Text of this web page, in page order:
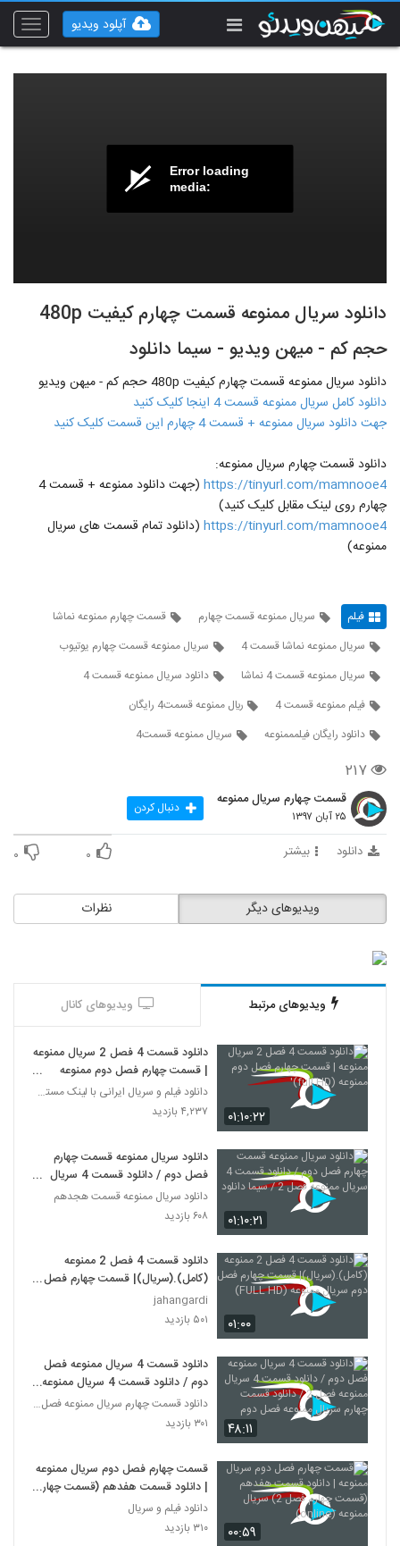
Toggle
آپلود ویدیو
Error loading
media:
دانلود سریال ممنوعه قسمت چهارم کیفیت 480p
حجم کم - میهن ویدیو - سیما دانلود
دانلود سریال ممنوعه قسمت چهارم کیفیت 480p حجم کم - میهن ویدیو
دانلود کامل سریال ممنوعه قسمت 4 اینجا کلیک کنید
جهت دانلود سریال ممنوعه + قسمت 4 چهارم این قسمت کلیک کنید
دانلود قسمت چهارم سریال ممنوعه:
https://tinyurl.com/mamnooe4
(جهت دانلود ممنوعه + قسمت 4
چهارم روی لینک مقابل کلیک کنید)
https://tinyurl.com/mamnooe4 (دانلود تمام قسمت های سریال
ممنوعه)
فیلم سریال ممنوعه قسمت چهارم
قسمت چهارم ممنوعه نماشا
سریال ممنوعه نماشا قسمت 4
سریال ممنوعه قسمت چهارم یوتیوب
سریال ممنوعه قسمت 4 نماشا
دانلود سریال ممنوعه قسمت 4
فیلم ممنوعه قسمت 4
ريال ممنوعه قسمت4 رایگان
دانلود رایگان فیلمممنوعه
سريال ممنوعه قسمت4
۲۱۷
قسمت چهارم سریال ممنوعه
۲۵ آبان ۱۳۹۷ دنبال کردن
دانلود بیشتر ۰ ۰
نظرات ویدیوهای دیگر
ویدیوهای مرتبط ویدیوهای کانال
۰۱:۱۰:۲۲
دانلود قسمت 4 فصل 2 سریال ممنوعه
| قسمت چهارم فصل دوم ممنوعه
(full HD)'
دانلود فیلم و سریال ایرانی با لینک مستقیم
۴,۲۳۷ بازدید
۰۱:۱۰:۲۱
دانلود سریال ممنوعه قسمت چهارم
فصل دوم / دانلود قسمت 4 سریال
ممنوعه فصل 2 / سیما دانلود
دانلود سریال ممنوعه قسمت هجدهم
۶۰۸ بازدید
۰۱:۰۰
دانلود قسمت 4 فصل 2 ممنوعه
(کامل).(سریال)| قسمت چهارم فصل
دوم سریال ممنوعه (FULL HD)
jahangardi
۵۰۱ بازدید
۴۸:۱۱
دانلود قسمت 4 سریال ممنوعه فصل
دوم / دانلود قسمت 4 سریال ممنوعه
فصل 2 / دانلود قسمت چهارم سریال
ممنوعه فصل دوم
دانلود قسمت چهارم سریال ممنوعه فصل دوم (قسمت 17)
۳۰۱ بازدید
۰۰:۵۹
قسمت چهارم فصل دوم سریال ممنوعه
| دانلود قسمت هفدهم (قسمت چهارم
فصل 2) سریال ممنوعه (online)
دانلود فیلم و سریال
۳۱۰ بازدید